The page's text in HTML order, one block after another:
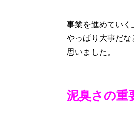
事業を進めていく
やっぱり大事だな
思いました。
泥臭さの重